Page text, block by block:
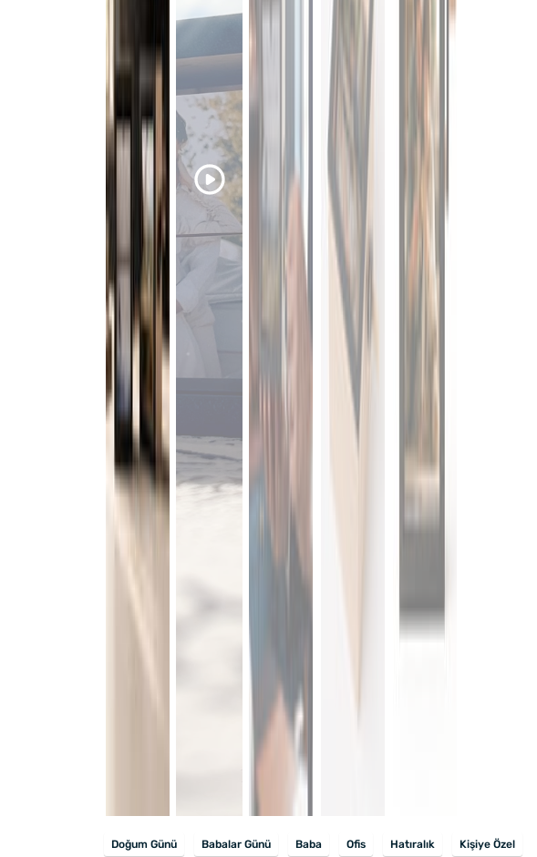
Doğum Günü Babalar Günü Baba Ofis Hatıralık Kişiye Özel